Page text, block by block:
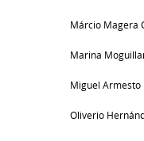
Márcio Magera
Marina
Miguel Armesto
Oliverio